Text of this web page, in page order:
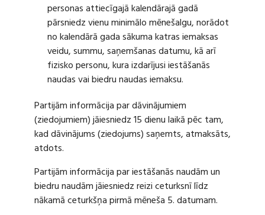
personas attiecīgajā kalendārajā gadā
pārsniedz vienu minimālo mēnešalgu, norādot
no kalendārā gada sākuma katras iemaksas
veidu, summu, saņemšanas datumu, kā arī
fizisko personu, kura izdarījusi iestāšanās
naudas vai biedru naudas iemaksu.
Partijām informācija par dāvinājumiem
(ziedojumiem) jāiesniedz 15 dienu laikā pēc tam,
kad dāvinājums (ziedojums) saņemts, atmaksāts,
atdots.
Partijām informācija par iestāšanās naudām un
biedru naudām jāiesniedz reizi ceturksnī līdz
nākamā ceturkšņa pirmā mēneša 5. datumam.